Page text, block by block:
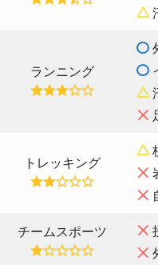
ランニング
トレッキング
チームスポーツ